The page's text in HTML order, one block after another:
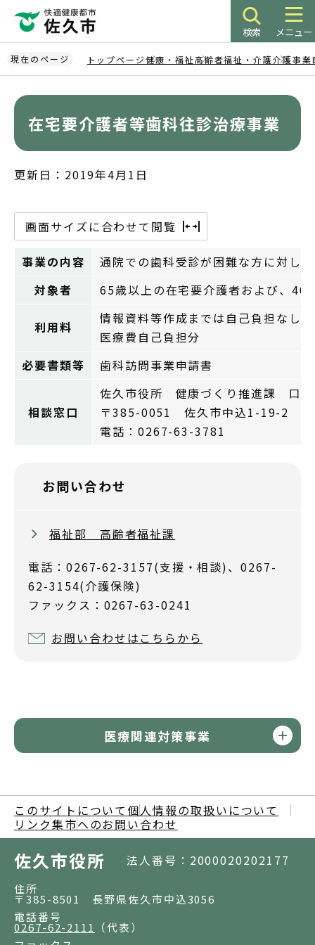
ペ
ー
ジ
検索 メニュー
現在のページ トップページ健康・福祉高齢者福祉・介護介護事業
在宅要介護者等歯科往診治療事業
更新日：2019年4月1日
画面サイズに合わせて閲覧
事業の内容
通院での歯科受診が困難な方に対し
対象者
65歳以上の在宅要介護者および、40
利用料
情報資料等作成までは自己負担なし
医療費自己負担分
必要書類等
歯科訪問事業申請書
相談窓口
佐久市役所 健康づくり推進課 口
〒385-0051 佐久市中込1-19-2
電話：0267-63-3781
お問い合わせ
福祉部 高齢者福祉課
電話：0267-62-3157(支援・相談)、0267-
62-3154(介護保険)
ファックス：0267-63-0241
お問い合わせはこちらから
医療関連対策事業
このサイトについて 個人情報の取扱いについて
リンク集市へのお問い合わせ
佐久市役所 法人番号：2000020202177
住所
〒385-8501 長野県佐久市中込3056
電話番号
0267-62-2111
（代表）